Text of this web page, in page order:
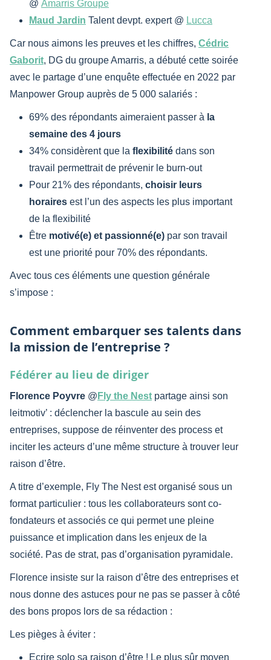
@ Amarris Groupe
Maud Jardin Talent devpt. expert @ Lucca
Car nous aimons les preuves et les chiffres, Cédric
Gaborit, DG du groupe Amarris, a débuté cette soirée
avec le partage d’une enquête effectuée en 2022 par
Manpower Group auprès de 5 000 salariés :
69% des répondants aimeraient passer à la
semaine des 4 jours
34% considèrent que la flexibilité dans son
travail permettrait de prévenir le burn-out
Pour 21% des répondants, choisir leurs
horaires est l’un des aspects les plus important
de la flexibilité
Être motivé(e) et passionné(e) par son travail
est une priorité pour 70% des répondants.
Avec tous ces éléments une question générale
s’impose :
Comment embarquer ses talents dans
la mission de l’entreprise ?
Fédérer au lieu de diriger
Florence Poyvre @ Fly the Nest partage ainsi son
leitmotiv’ : déclencher la bascule au sein des
entreprises, suppose de réinventer des process et
inciter les acteurs d’une même structure à trouver leur
raison d’être.
A titre d’exemple, Fly The Nest est organisé sous un
format particulier : tous les collaborateurs sont co-
fondateurs et associés ce qui permet une pleine
puissance et implication dans les enjeux de la
société. Pas de strat, pas d’organisation pyramidale.
Florence insiste sur la raison d’être des entreprises et
nous donne des astuces pour ne pas se passer à côté
des bons propos lors de sa rédaction :
Les pièges à éviter :
Ecrire solo sa raison d’être ! Le plus sûr moyen